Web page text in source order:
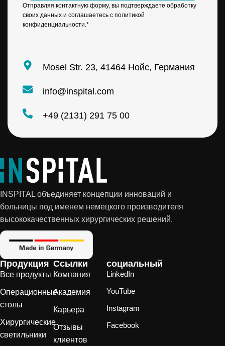
*
Отправляя контактную форму, вы подтверждаете обработку
своих данных и соглашаетесь с политикой
конфиденциальности.*
Mosel Str. 23, 41464 Нойс, Германия
info@inspital.com
+49 (2131) 291 75 00
INSPITAL объединяет концепции инноваций и
больницы под именем немецкого производителя
высококачественных хирургических решений.
Продукция
Все продукты
Операционные
столы
Хирургические
светильники
Ссылки
Компания
Академия
Карьера
Отзывы
клиентов
социальный
LinkedIn
YouTube
Instagram
Facebook